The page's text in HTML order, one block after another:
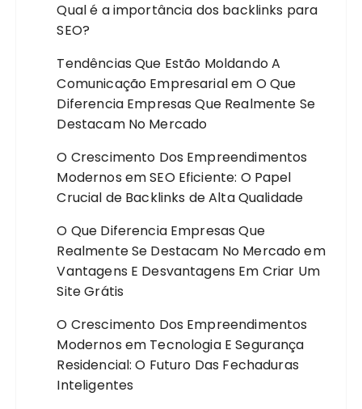
Qual é a importância dos backlinks para
SEO?
Tendências Que Estão Moldando A
Comunicação Empresarialem O Que
Diferencia Empresas Que Realmente Se
Destacam No Mercado
O Crescimento Dos Empreendimentos
Modernos emSEO Eficiente: O Papel
Crucial de Backlinks de Alta Qualidade
O Que Diferencia Empresas Que
Realmente Se Destacam No Mercadoem
Vantagens E Desvantagens Em Criar Um
Site Grátis
O Crescimento Dos Empreendimentos
Modernos em Tecnologia E Segurança
Residencial: O Futuro Das Fechaduras
Inteligentes